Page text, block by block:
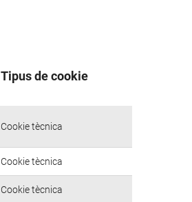
Tipus de cookie
Cookie tècnica
Cookie tècnica
Cookie tècnica